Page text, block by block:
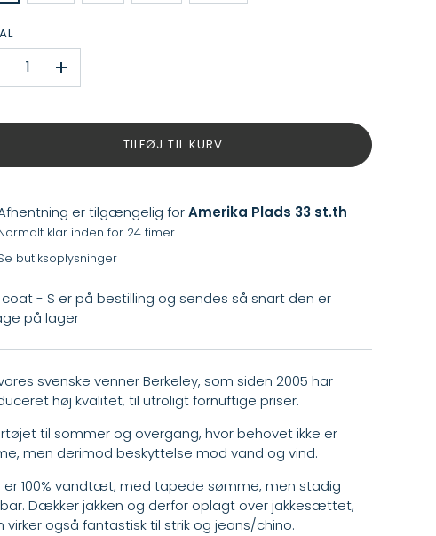
+
TILFØJ TIL KURV
er tilgængelig forAmerika Plads 33 st.th
klar inden for 24 timer
butiksoplysninger
- S er på bestilling og sendes så snart den er
på lager
svenske venner Berkeley, som siden 2005 har
høj kvalitet, til utroligt fornuftige priser.
til sommer og overgang, hvor behovet ikke er
men derimod beskyttelse mod vand og vind.
er 100% vandtæt, med tapede sømme, men stadig
Dækker jakken og derfor oplagt over jakkesættet,
virker også fantastisk til strik og jeans/chino.